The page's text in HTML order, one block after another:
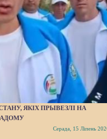
ЯКІХ ПРЫВЕЗЛІ НА
Серада, 15 Ліпень